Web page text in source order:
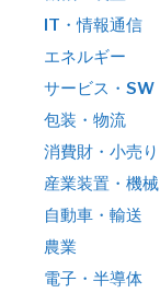
IT・情報通信
エネルギー
サービス・SW
包装・物流
消費財・小売り
産業装置・機械
自動車・輸送
農業
電子・半導体